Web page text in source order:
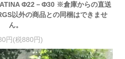
Φ22－Φ30 ※倉庫からの直送
以外の商品との同梱はできませ
ん。
円(税880円)